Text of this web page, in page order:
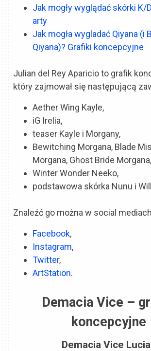
Jak mogły wyglądać skórki K/
arty
Jak mogła wygladać Qiyana (i
Qiyana)? Grafiki koncepcyjne
Julian del Rey Aparicio to grafik
który zajmował się następującą
Aether Wing Kayle,
iG Irelia,
teaser Kayle i Morgany,
Bewitching Morgana, Blade
Morgana, Ghost Bride Morgana,
Winter Wonder Neeko,
podstawowa skórka Nunu i
Znaleźć go można w social
Facebook,
Instagram,
Twitter,
ArtStation.
Demacia Vice –
koncepcyjne
Demacia Vice